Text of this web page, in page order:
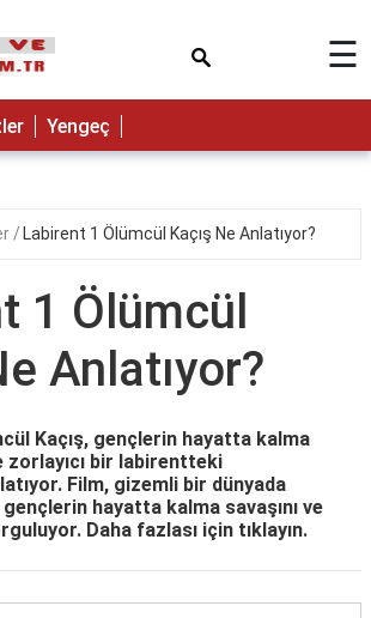
☰
Yengeç
Labirent 1 Ölümcül Kaçış Ne Anlatıyor?
1 Ölümcül
Anlatıyor?
Kaçış, gençlerin hayatta kalma
zorlayıcı bir labirentteki
Film, gizemli bir dünyada
gençlerin hayatta kalma savaşını ve
Daha fazlası için tıklayın.